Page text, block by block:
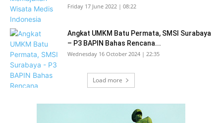
Friday 17 June 2022 | 08:22
Angkat UMKM Batu Permata, SMSI Surabaya
– P3 BAPIN Bahas Rencana...
Wednesday 16 October 2024 | 22:35
Load more